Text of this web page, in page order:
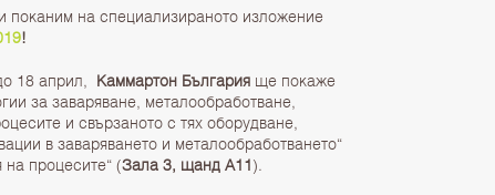
поканим на специализираното изложение
!
18 април, Каммартон България ще покаже
за заваряване, металообработване,
и свързаното с тях оборудване,
в заваряването и металообработването“
на процесите“ (Зала 3, щанд А11).